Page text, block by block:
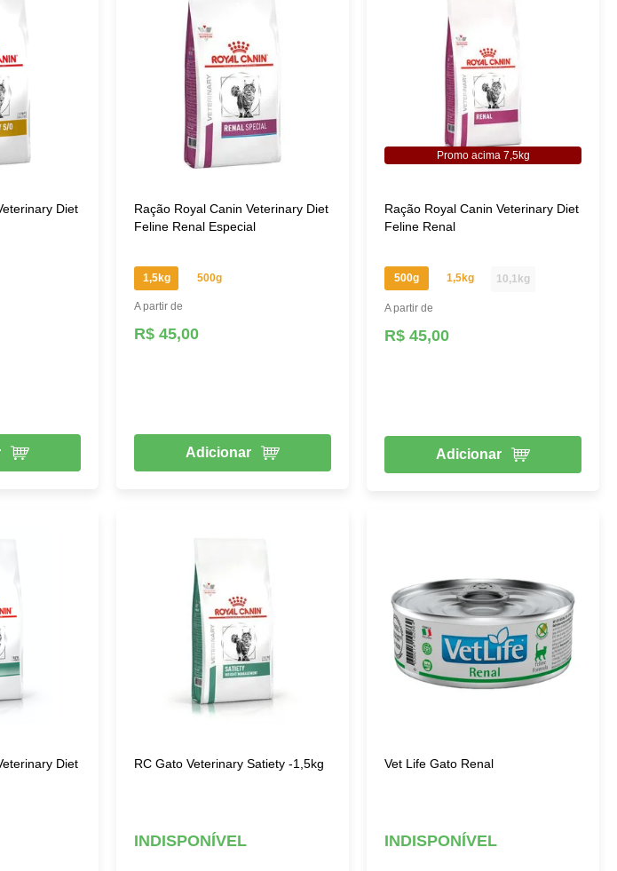
Diet
Ração Royal Canin Veterinary Diet
Feline Renal Especial
1,5kg 500g
A partir de
R$ 45,00
Adicionar
Promo acima 7,5kg
Ração Royal Canin Veterinary Diet
Feline Renal
500g 1,5kg 10,1kg
A partir de
R$ 45,00
Adicionar
Diet
RC Gato Veterinary Satiety -1,5kg
INDISPONÍVEL
Vet Life Gato Renal
INDISPONÍVEL